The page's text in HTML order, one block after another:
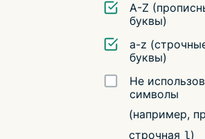
A-Z
буквы)
a-z
буквы)
Не
символы
(например,
строчная l)